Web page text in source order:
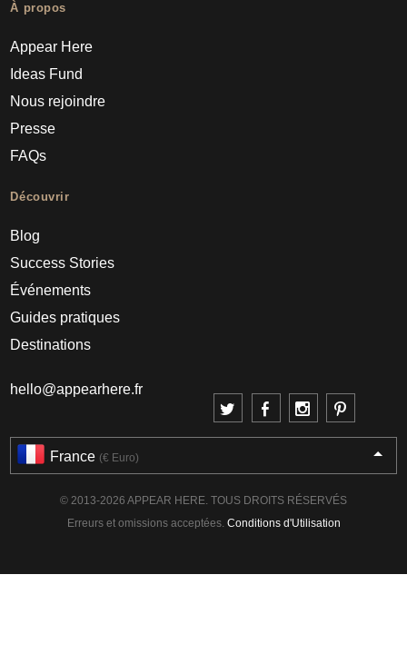
À propos
Appear Here
Ideas Fund
Nous rejoindre
Presse
FAQs
Découvrir
Blog
Success Stories
Événements
Guides pratiques
Destinations
hello@appearhere.fr
France (€ Euro)
© 2013-2026 APPEAR HERE. TOUS DROITS RÉSERVÉS
Erreurs et omissions acceptées. Conditions d'Utilisation